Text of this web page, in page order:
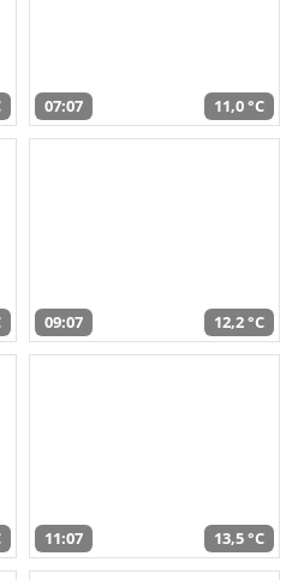
07:07 11,0 °C
09:07 12,2 °C
11:07 13,5 °C